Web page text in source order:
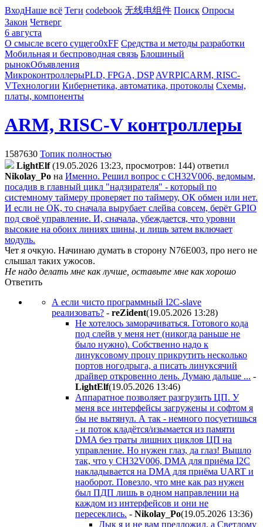
ВходНаше всё Теги codebook 无线电组件 Поиск Опросы
Закон Четверг
6 августа
О смысле всего сущего0xFF Средства и методы разработки
Мобильная и беспроводная связь Блошиный
рынокОбъявления
МикроконтроллерыPLD, FPGA, DSP AVRPICARM, RISC-
VТехнологии Кибернетика, автоматика, протоколы Схемы,
платы, компоненты
ARM, RISC-V контроллеры
1587630 Топик полностью
LightElf (19.05.2026 13:23, просмотров: 144) ответил
Nikolay_Po на Именно. Решил вопрос с CH32V006, ведомым,
посадив в главный цикл "надзирателя" - который по
системному таймеру проверяет по таймеру, ОК обмен или нет.
И если не ОК, то сначала вырубает слейва совсем, берёт GPIO
под своё управление. И, сначала, убеждается, что уровни
высокие на обоих линиях шины, и лишь затем включает
модуль.
Чет я очкую. Начинаю думать в сторону N76E003, про него не
слышал таких ужосов.
Не надо делать мне как лучше, оставьте мне как хорошо
Ответить
А если чисто программный I2C-slave
реализовать? - reZident(19.05.2026 13:28)
Не хотелось заморачиваться. Готового кода
под слейв у меня нет (никогда раньше не
было нужно). Собственно надо к
линуксовому процу прикрутить несколько
портов ногодрыга, а писать линуксячий
драйвер откровенно лень. Думаю дальше ... -
LightElf(19.05.2026 13:46)
Аппаратное позволяет разгрузить ЦП. У
меня все интерфейсы загружены и софтом я
бы не вытянул. А так - немного посуетишься
- и поток кладётся/изымается из памяти
DMA без траты лишних циклов ЦП на
управление. Но нужен глаз, да глаз! Вышло
так, что у CH32V006, DMA для приёма I2C
накладывается на DMA для приёма UART и
наоборот. Повезло, что мне как раз нужен
был ПДП лишь в одном направлении на
каждом из интерфейсов и они не
пересеклись. - Nikolay_Po(19.05.2026 13:36)
Дык я и не вам предложил, а Светлому